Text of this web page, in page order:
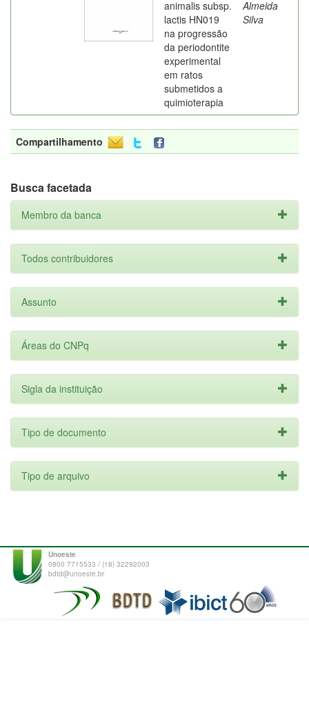
animalis subsp.
lactis HN019
na progressão
da periodontite
experimental
em ratos
submetidos a
quimioterapia
Almeida
Silva
Compartilhamento
Busca facetada
Membro da banca
Todos contribuidores
Assunto
Áreas do CNPq
Sigla da instituição
Tipo de documento
Tipo de arquivo
Unoeste
0800 7715533 / (18) 32292003
bdtd@unoeste.br